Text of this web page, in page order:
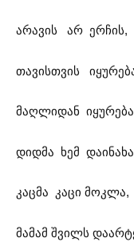
არავის არ ერჩის,
თავისთვის
მაღლიდან
დიდმა ხემ დაინახა
კაცმა კაცი მოკლა,
მამამ შვილს